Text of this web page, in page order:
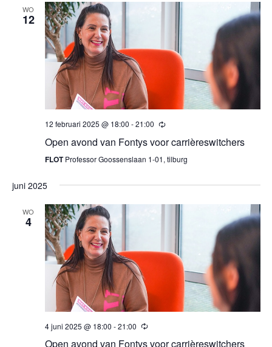
WO
12
12 februari 2025 @ 18:00 -21:00
Open avond van Fontys voor carrièreswitchers
FLOTProfessor Goossenslaan 1-01, tilburg
juni 2025
WO
4
4 juni 2025 @ 18:00 -21:00
Open avond van Fontys voor carrièreswitchers